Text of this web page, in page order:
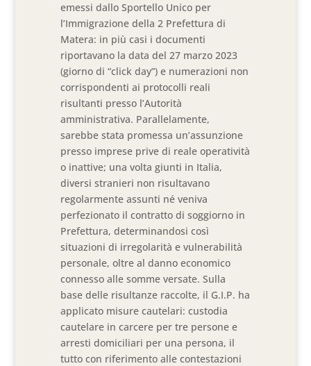
emessi dallo Sportello Unico per
l’Immigrazione della 2 Prefettura di
Matera: in più casi i documenti
riportavano la data del 27 marzo 2023
(giorno di “click day”) e numerazioni non
corrispondenti ai protocolli reali
risultanti presso l’Autorità
amministrativa. Parallelamente,
sarebbe stata promessa un’assunzione
presso imprese prive di reale operatività
o inattive; una volta giunti in Italia,
diversi stranieri non risultavano
regolarmente assunti né veniva
perfezionato il contratto di soggiorno in
Prefettura, determinandosi così
situazioni di irregolarità e vulnerabilità
personale, oltre al danno economico
connesso alle somme versate. Sulla
base delle risultanze raccolte, il G.I.P. ha
applicato misure cautelari: custodia
cautelare in carcere per tre persone e
arresti domiciliari per una persona, il
tutto con riferimento alle contestazioni